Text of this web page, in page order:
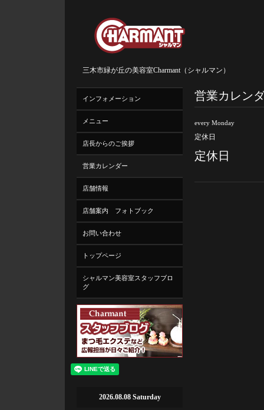
三木市緑が丘の美容室Charmant（シャルマン）
営業カレン
every Monday
定休日
定休日
インフォメーション
メニュー
店長からのご挨拶
営業カレンダー
店舗情報
店舗案内 フォトブック
お問い合わせ
トップページ
シャルマン美容室スタッフブロ
グ
2026.08.08 Saturday